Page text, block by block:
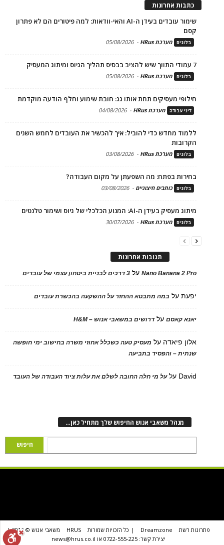
כתבות אחרונות
שימור עובדים בעידן ה-AI והאי-וודאות: למה פיטורים הם לא פתרון
קסם
בלוגים מערכת HRus -
05/08/2026
7 עמודי התווך שיש להציב בבסיס תהליך הגיוס ומיתוג המעסיק
בלוגים מערכת HRus -
05/08/2026
חילופי מעסיקים תחת אותו גג: חובת שימוע וחלף הודעה מוקדמת
דיני עבודה מערכת HRus -
04/08/2026
ללמוד מחדש כדי להוביל: איך להכשיר את העובדים לחמש השנים
הקרובות
בלוגים מערכת HRus -
03/08/2026
בחירות בפתח: מה השפעתן על מקום העבודה?
בלוגים כותבים חיצוניים -
03/08/2026
מיתוג מעסיק בעידן ה-AI: המנוע הכלכלי של גיוס ושימור טלנטים
בלוגים מערכת HRus -
30/07/2026
תגובות אחרונות
Nano Banana 2 Proעל 3 דרכים לבניית ביטחון עצמי של עובדים
יפעתעל במה מתבטא ההחזר על ההשקעה בהכשרת עובדים
יאנא קאסםעלדרושים במשאבי אנוש – H&M
אלון פיאדה על מעסיק טעה כשכלל אחוזי משרה בחישוב ימי חופשה
שנתית – והפסיד בתביעה
David עלעל מי חלה החובה לשלם את עלות ציוד העבודה של העובד
מנהל משאבי אנוש החיפוש שלך מתחיל כאן…
פתרונות רשת Dreamzone | כל הזכויות שמורות HRUS
משאבי אנוש © 2016 |
יצירת קשר: 0722-555-225 או news@hrus.co.il